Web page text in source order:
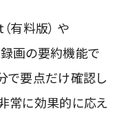
有料版） や
画の要約機能で
で要点だけ確認し
常に効果的に応え